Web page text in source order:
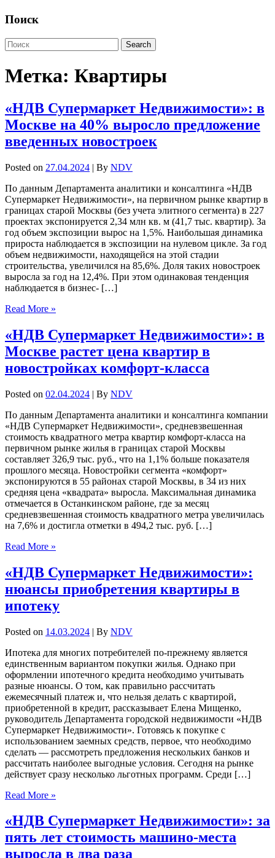
Поиск
Метка: Квартиры
«НДВ Супермаркет Недвижимости»: в
Москве на 40% выросло предложение
введенных новостроек
Posted on 27.04.2024 | By NDV
По данным Департамента аналитики и консалтинга «НДВ
Супермаркет Недвижимости», на первичном рынке квартир в
границах старой Москвы (без учета элитного сегмента) в 227
проектах экспонируется 2,34 млн кв. м (41,7 тыс. квартир). За
год объем экспозиции вырос на 1,5%. Наибольшая динамика
прироста наблюдается в экспозиции на нулевом цикле. За год
объем недвижимости, находящейся на этой стадии
строительства, увеличился на 85,6%. Доля таких новостроек
выросла за год на 12,4%. При этом одинаковая тенденция
наблюдается в бизнес- […]
Read More »
«НДВ Супермаркет Недвижимости»: в
Москве растет цена квартир в
новостройках комфорт-класса
Posted on 02.04.2024 | By NDV
По данным Департамента аналитики и консалтинга компании
«НДВ Супермаркет Недвижимости», средневзвешенная
стоимость квадратного метра квартир комфорт-класса на
первичном рынке жилья в границах старой Москвы
составляет 326,9 тыс. руб., что на 1,1% больше показателя
прошлого месяца. Новостройки сегмента «комфорт»
экспонируются в 55 районах старой Москвы, в 34 из них
средняя цена «квадрата» выросла. Максимальная динамика
отмечается в Останкинском районе, где за месяц
средневзвешенная стоимость квадратного метра увеличилась
на 7,6% и достигла отметки в 494,2 тыс. руб. […]
Read More »
«НДВ Супермаркет Недвижимости»:
нюансы приобретения квартиры в
ипотеку
Posted on 14.03.2024 | By NDV
Ипотека для многих потребителей по-прежнему является
единственным вариантом покупки жилья. Однако при
оформлении ипотечного кредита необходимо учитывать
разные нюансы. О том, как правильно рассчитать
ежемесячный платеж и, что нельзя делать с квартирой,
приобретенной в кредит, рассказывает Елена Мищенко,
руководитель Департамента городской недвижимости «НДВ
Супермаркет Недвижимости». Готовясь к покупке с
использованием заемных средств, первое, что необходимо
сделать — рассмотреть предложения нескольких банков и
рассчитать наиболее выгодные условия. Сегодня на рынке
действует сразу несколько льготных программ. Среди […]
Read More »
«НДВ Супермаркет Недвижимости»: за
пять лет стоимость машино-места
выросла в два раза